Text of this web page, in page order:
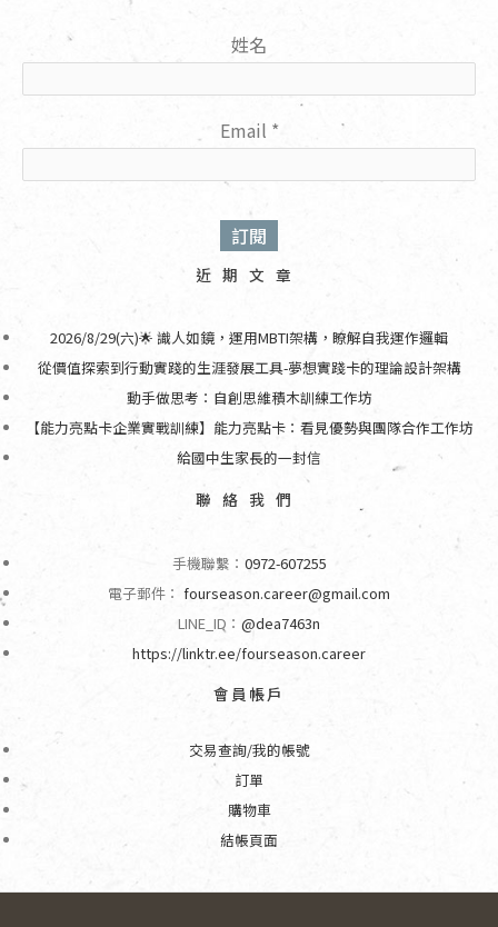
姓名
Email *
近期文章
2026/8/29(六)🌟 識人如鏡，運用MBTI架構，瞭解自我運作邏輯
從價值探索到行動實踐的生涯發展工具-夢想實踐卡的理論設計架構
動手做思考：自創思維積木訓練工作坊
【能力亮點卡企業實戰訓練】能力亮點卡：看見優勢與團隊合作工作坊
給國中生家長的一封信
聯絡我們
手機聯繫： 0972-607255
電子郵件： fourseason.career@gmail.com
LINE_ID： @dea7463n
https://linktr.ee/fourseason.career
會員帳戶
交易查詢/我的帳號
訂單
購物車
結帳頁面